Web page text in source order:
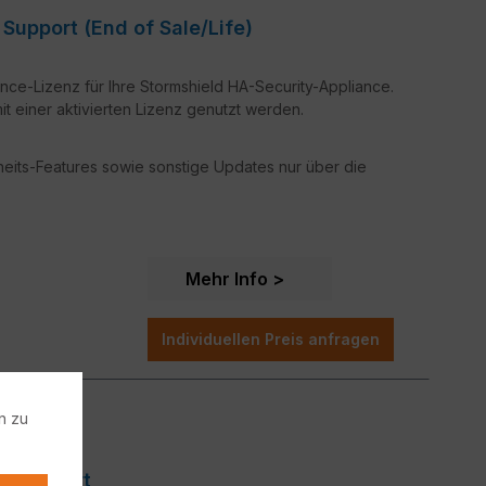
Support (End of Sale/Life)
Lizenz für Ihre Stormshield HA-Security-Appliance.
einer aktivierten Lizenz genutzt werden.
Features sowie sonstige Updates nur über die
Mehr Info
Individuellen Preis anfragen
Support
zu